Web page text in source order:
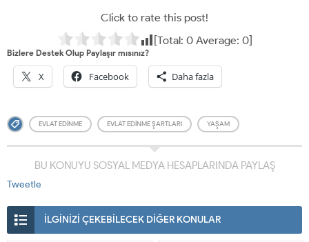
Click to rate this post!
[Total: 0Average: 0]
Bizlere Destek Olup Paylaşır mısınız?
X Facebook Daha fazla
EVLAT EDINME EVLAT EDINME ŞARTLARI YAŞAM
BU KONUYU SOSYAL MEDYA HESAPLARINDA PAYLAŞ
Tweetle
İLGİNİZİ ÇEKEBİLECEK DİĞER KONULAR